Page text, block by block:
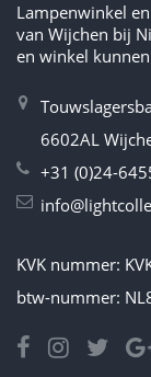
Lampenwinkel
van Wijchen bij
en winkel
6602AL
+31 (0)24-
KVK nummer:
btw-nummer: